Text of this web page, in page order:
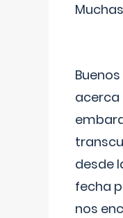
acerca
desde
fecha
nos